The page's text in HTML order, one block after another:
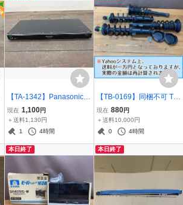
【TA-1342】Panasonic
パナソニック ブルーレイ
レコーダー DMR-BWT51
0 2012年製 家電 通電のみ
梱可【千円市場】
現在 1,100円
＋送料1,130円
1
4時間
【TB-0169】同梱不可 TEI
N 自動車 カー パーツ サス
ペンション 詳細不明 外箱
付 東京引取可【千円市
現在 880円
＋送料10,000円
0
4時間
本日終了 本日終了